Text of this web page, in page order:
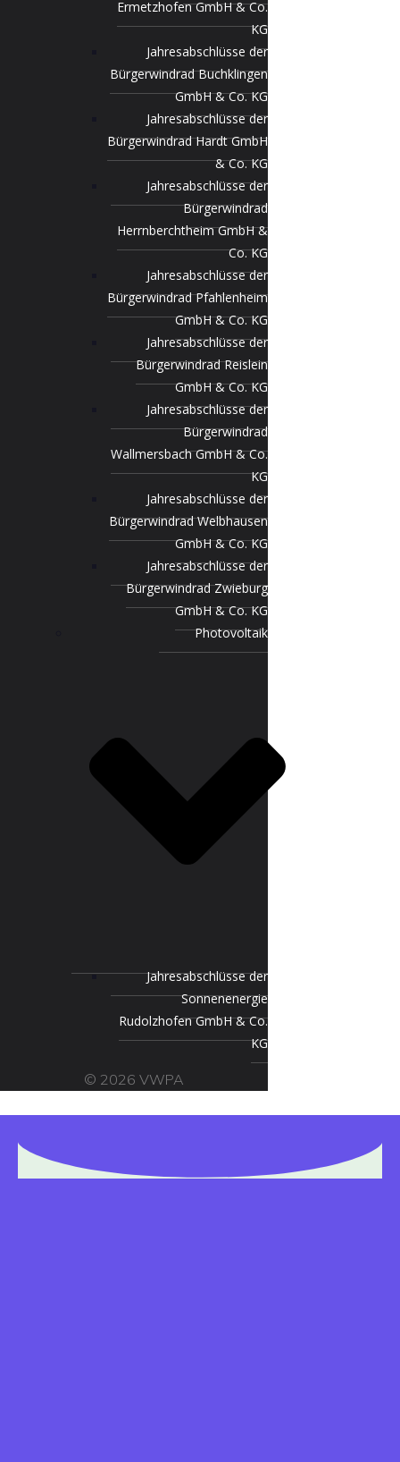
Ermetzhofen GmbH & Co.
KG
Jahresabschlüsse der
Bürgerwindrad Buchklingen
GmbH & Co. KG
Jahresabschlüsse der
Bürgerwindrad Hardt GmbH
& Co. KG
Jahresabschlüsse der
Bürgerwindrad
Herrnberchtheim GmbH &
Co. KG
Jahresabschlüsse der
Bürgerwindrad Pfahlenheim
GmbH & Co. KG
Jahresabschlüsse der
Bürgerwindrad Reislein
GmbH & Co. KG
Jahresabschlüsse der
Bürgerwindrad
Wallmersbach GmbH & Co.
KG
Jahresabschlüsse der
Bürgerwindrad Welbhausen
GmbH & Co. KG
Jahresabschlüsse der
Bürgerwindrad Zwieburg
GmbH & Co. KG
Photovoltaik
Jahresabschlüsse der
Sonnenenergie
Rudolzhofen GmbH & Co.
KG
© 2026 VWPA